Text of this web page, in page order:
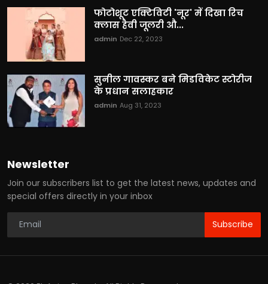
फोटोशूट एक्टिविटी 'नूर' में दिखा रिच
क्लास हैवी जूलरी औ...
admin Dec 22, 2023
सुनील गावस्कर बने मिडविकेट स्टोरीज
के प्रधान सलाहकार
admin Aug 31, 2023
Newsletter
Join our subscribers list to get the latest news, updates and
special offers directly in your inbox
Subscribe